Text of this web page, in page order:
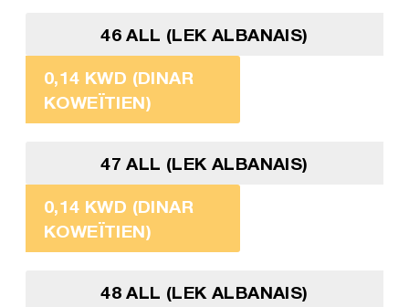
46 ALL (LEK ALBANAIS)
0,14 KWD (DINAR
KOWEÏTIEN)
47 ALL (LEK ALBANAIS)
0,14 KWD (DINAR
KOWEÏTIEN)
48 ALL (LEK ALBANAIS)